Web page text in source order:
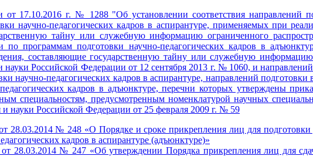
17.10.2016 г. № 1288 "Об установлении соответствия направлений
научно-педагогических кадров в аспирантуре, применяемых при
тайну или служебную информацию ограниченного
программам подготовки научно-педагогических кадров в
составляющие государственную тайну или служебную информацию
Российской Федерации от 12 сентября 2013 г. № 1060, и
научно-педагогических кадров в аспирантуре, направлений подготовки
кадров в адъюнктуре, перечни которых утверждены
специальностям, предусмотренным номенклатурой научных
науки Российской Федерации от 25 февраля 2009 г. № 59
28.03.2014 № 248 «О Порядке и сроке прикрепления лиц для подготовки
кадров в аспирантуре (адъюнктуре)»
28.03.2014 № 247 «Об утверждении Порядка прикрепления лиц для